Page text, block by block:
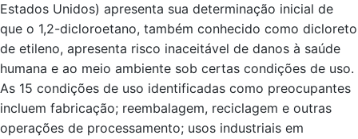
Estados Unidos) apresenta sua determinação inicial de
que o 1,2-dicloroetano, também conhecido como dicloreto
de etileno, apresenta risco inaceitável de danos à saúde
humana e ao meio ambiente sob certas condições de uso.
As 15 condições de uso identificadas como preocupantes
incluem fabricação; reembalagem, reciclagem e outras
operações de processamento; usos industriais em